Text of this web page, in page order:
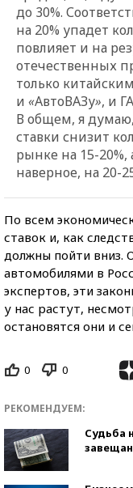
до 30%.
на 20% упадет
повлияет и на
отечественных
только
и «АвтоВАЗу», и
В общем, я
ставки снизит
рынке на 15-
наверное, на 20-
По всем
ставок и, как
должны пойти вниз.
автомобилями в
экспертов, эти
у нас растут,
остановятся они и
0 0
РЕКОМЕНДУЕМ:
Судьба